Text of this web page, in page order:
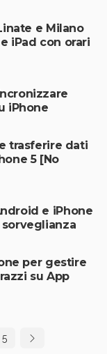
e Milano
iPad con orari
iPhone
trasferire dati
5 [No
e iPhone
per gestire
su App
5